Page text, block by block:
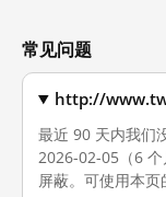
常见问题
http://
最近 90 天内我
2026-02-05（6
屏蔽。可使用本页